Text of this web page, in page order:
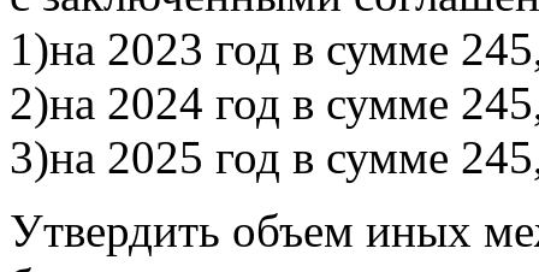
1)на 2023 год в сумме
2)на 2024 год в сумме
3)на 2025 год в сумме
Утвердить объем иных